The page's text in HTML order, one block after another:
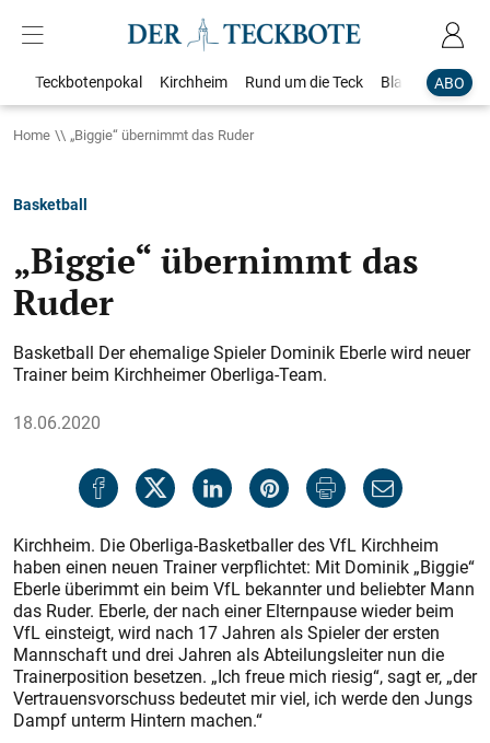
ABO
Teckbotenpokal Kirchheim Rund um die Teck Blaulicht
Home „Biggie“ übernimmt das Ruder
Basketball
„Biggie“ übernimmt das
Ruder
Basketball Der ehemalige Spieler Dominik Eberle wird neuer
Trainer beim Kirchheimer Oberliga-Team.
18.06.2020
Kirchheim. Die Oberliga-Basketballer des VfL Kirchheim
haben einen neuen Trainer verpflichtet: Mit Dominik „Biggie“
Eberle überimmt ein beim VfL bekannter und beliebter Mann
das Ruder. Eberle, der nach einer Elternpause wieder beim
VfL einsteigt, wird nach 17 Jahren als Spieler der ersten
Mannschaft und drei Jahren als Abteilungsleiter nun die
Trainerposition besetzen. „Ich freue mich riesig“, sagt er, „der
Vertrauensvorschuss bedeutet mir viel, ich werde den Jungs
Dampf unterm Hintern machen.“